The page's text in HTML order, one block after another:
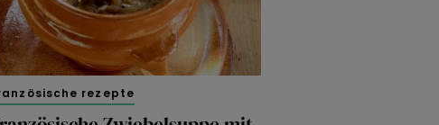
rezepte